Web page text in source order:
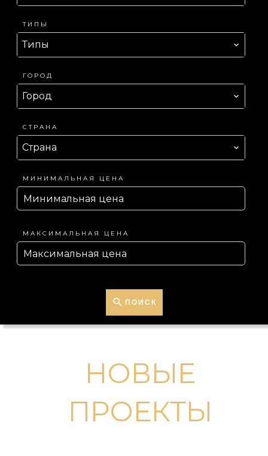
ТИПЫ
Типы
ГОРОД
Город
СТРАНА
Страна
МИНИМАЛЬНАЯ ЦЕНА
МАКСИМАЛЬНАЯ ЦЕНА
ПОИСК
НОВЫЕ
ПРОЕКТЫ